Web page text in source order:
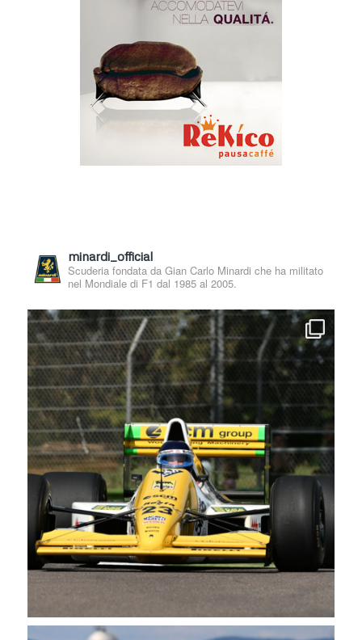
minardi_official
Scuderia fondata da Gian Carlo Minardi che ha militato
nel Mondiale di F1 dal 1985 al 2005.